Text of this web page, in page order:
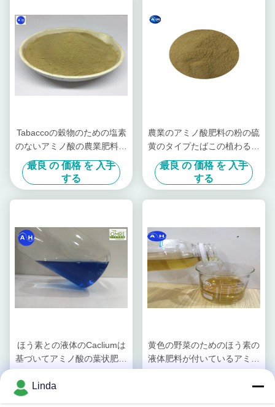
Tabaccoの穀物のための塩素
のないアミノ酸の農業肥料の
硫酸の加水分解
最良 の 価格 を 入手
する
農業のアミノ酸肥料の粉の硫
黄のタイプたばこの植わるこ
と
最良 の 価格 を 入手
する
ほう素との液体のCacliumは
基づいてアミノ酸の葉状肥料
とアミノを結合します
黄色の野菜のためのほう素の
液体肥料が付いているアミノ
カルシウム6-0-0
Linda